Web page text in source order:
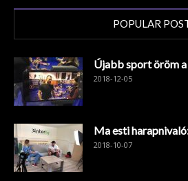
POPULAR
Újabb sport öröm
2018-12-05
Ma esti
2018-10-07